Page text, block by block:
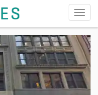
切
换
导
航